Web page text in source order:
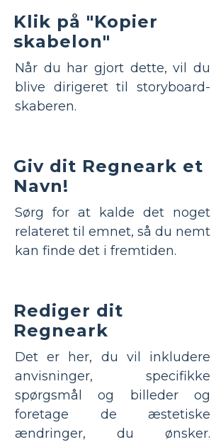
Klik på "Kopier
skabelon"
Når du har gjort dette, vil du
blive dirigeret til storyboard-
skaberen.
Giv dit Regneark et
Navn!
Sørg for at kalde det noget
relateret til emnet, så du nemt
kan finde det i fremtiden.
Rediger dit
Regneark
Det er her, du vil inkludere
anvisninger, specifikke
spørgsmål og billeder og
foretage de æstetiske
ændringer, du ønsker.